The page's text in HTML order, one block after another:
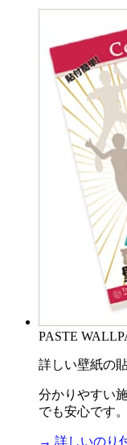
PASTE
詳しい壁紙の
分かりやすい
でも安心です。
→ 詳しいのり